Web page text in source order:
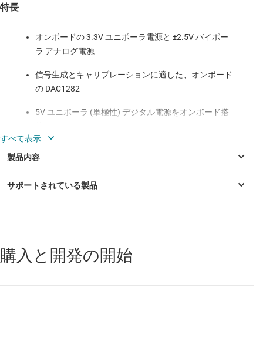
特長
オンボードの 3.3V ユニポーラ電源と ±2.5V バイポー
ラ アナログ電源
信号生成とキャリブレーションに適した、オンボード
の DAC1282
5V ユニポーラ (単極性) デジタル電源をオンボード搭
のオンボード水晶発振器
オシロスコープ、高速フーリエ変換 (FFT)、ヒストグ
ADS1285
— 地震とジオスペース探査に適した 32 ビット、高分解
能、2 チャネルのデルタ シグマ ADC
購入と開発の開始